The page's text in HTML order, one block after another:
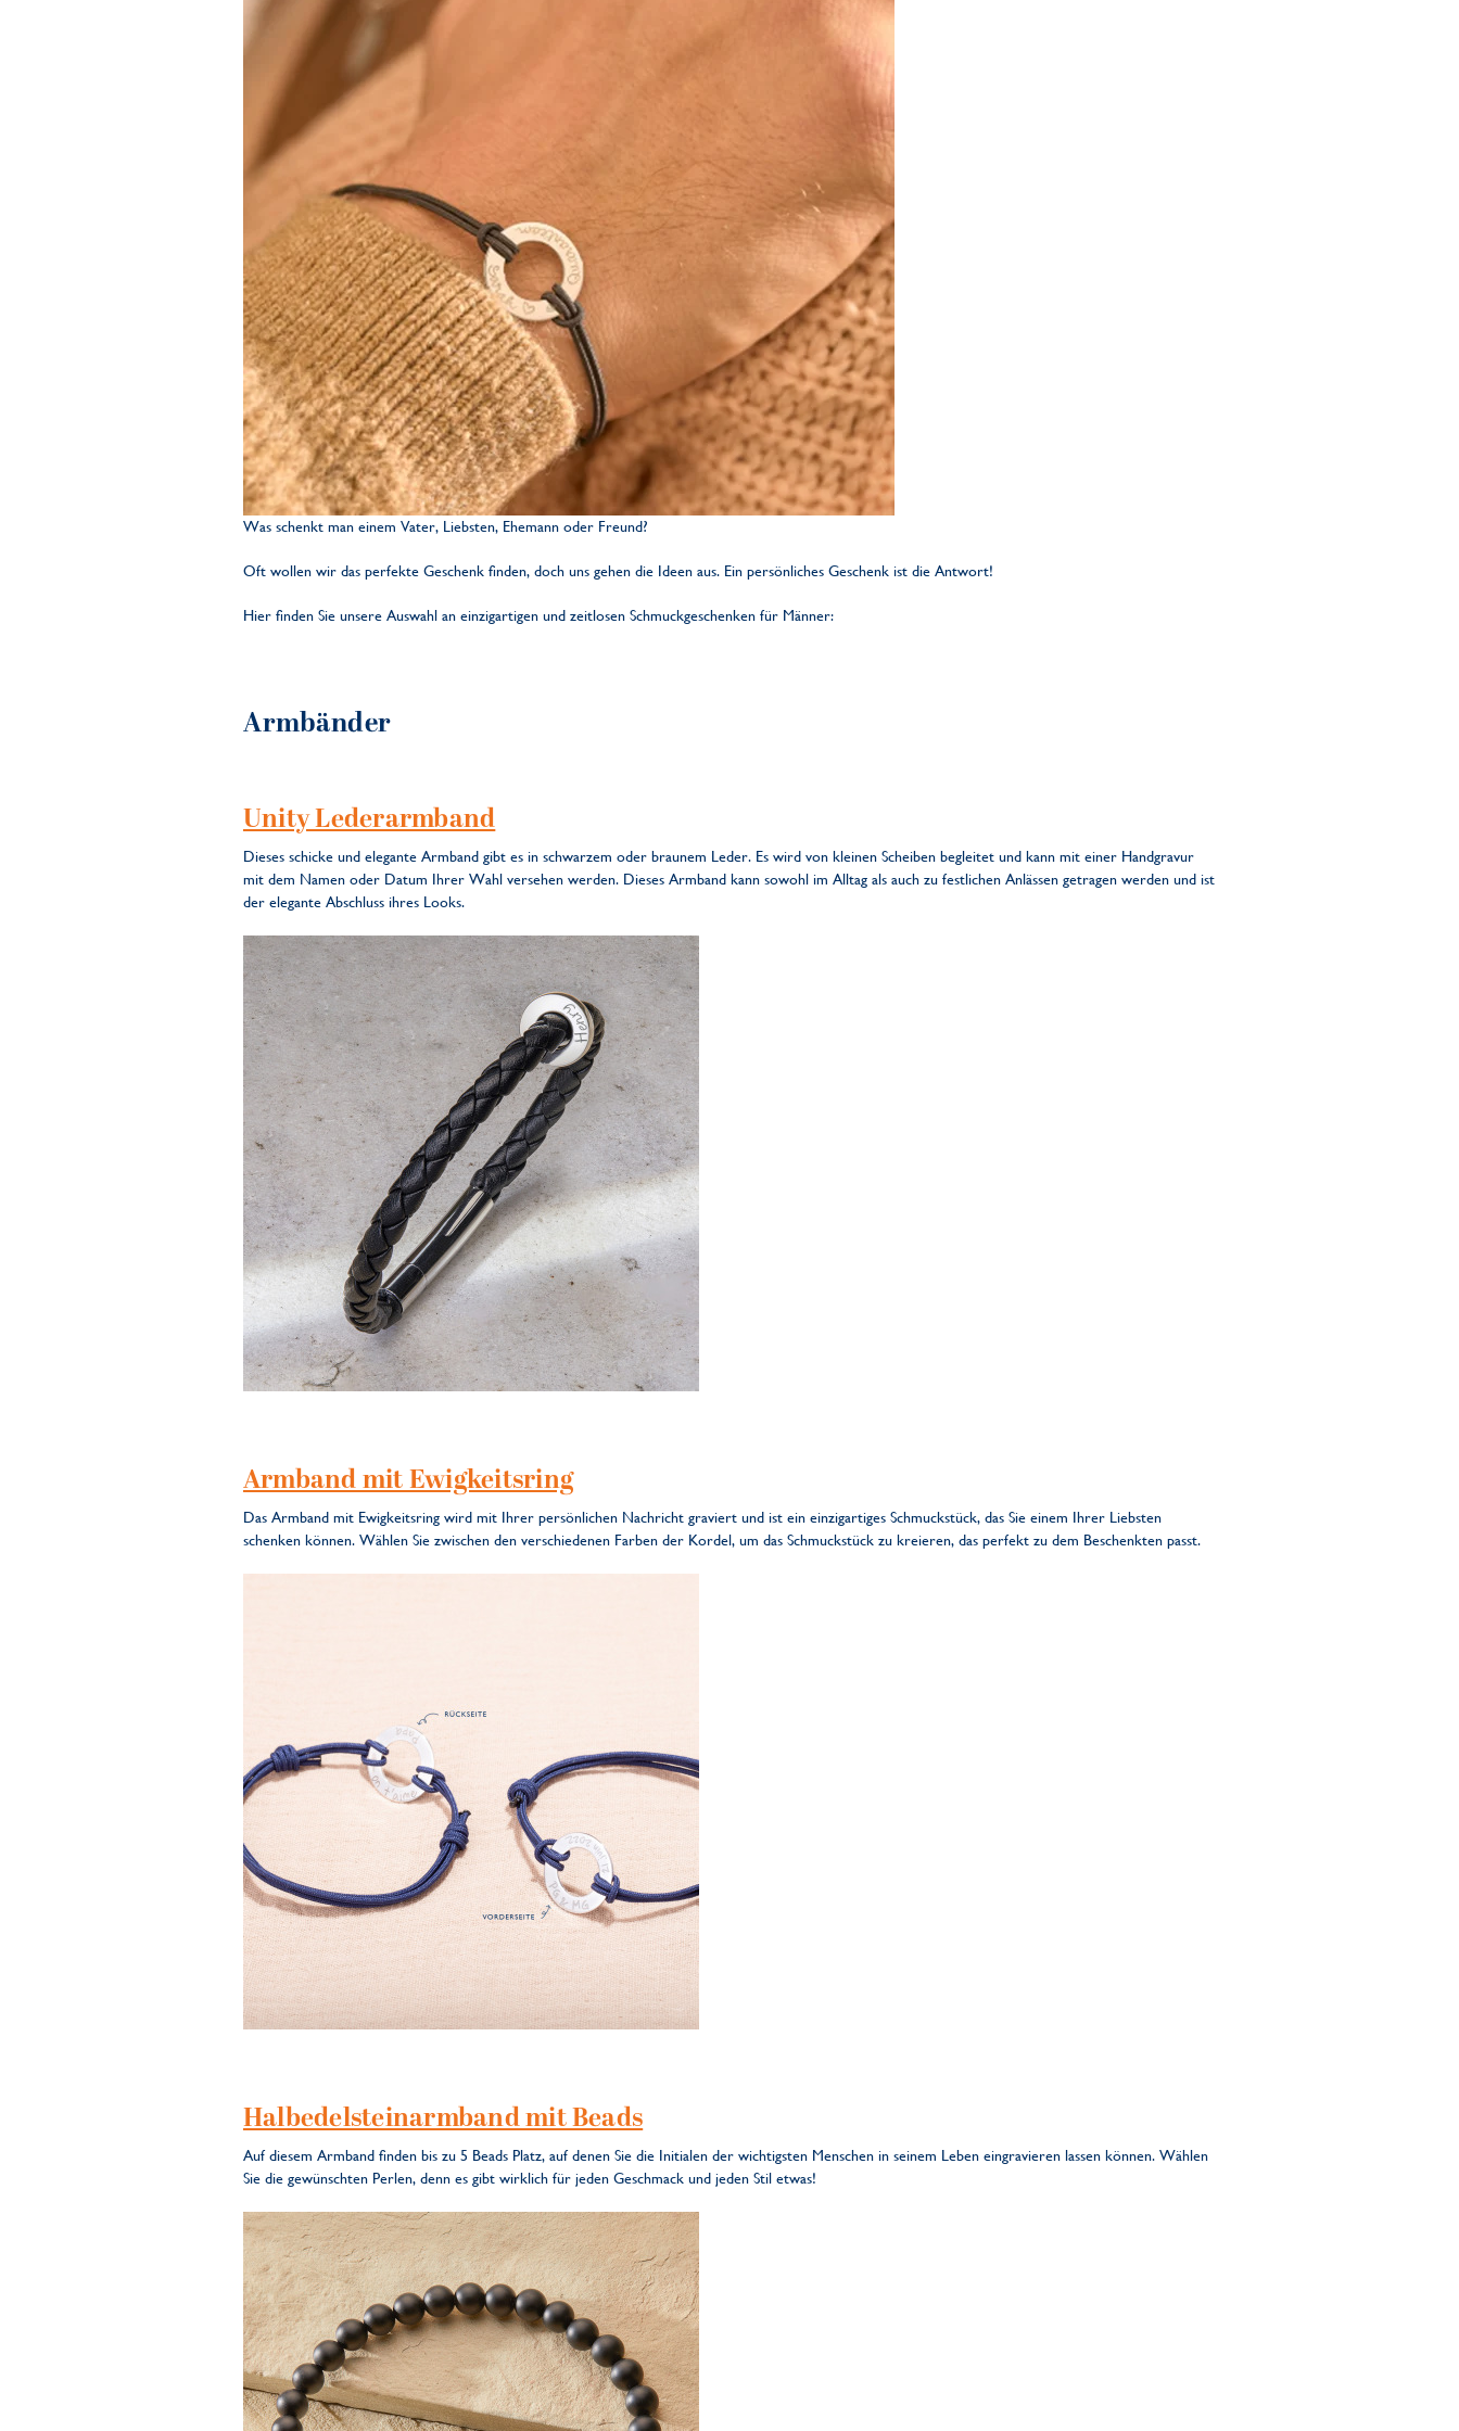
Was schenkt man einem Vater, Liebsten, Ehemann oder Freund?
Oft wollen wir das perfekte Geschenk finden, doch uns gehen die Ideen aus. Ein persönliches Geschenk ist die Antwort!
Hier finden Sie unsere Auswahl an einzigartigen und zeitlosen Schmuckgeschenken für Männer:
Armbänder
Unity Lederarmband
Dieses schicke und elegante Armband gibt es in schwarzem oder braunem Leder. Es wird von kleinen Scheiben begleitet und kann mit einer Handgravur
mit dem Namen oder Datum Ihrer Wahl versehen werden. Dieses Armband kann sowohl im Alltag als auch zu festlichen Anlässen getragen werden und ist
der elegante Abschluss ihres Looks.
Armband mit Ewigkeitsring
Das Armband mit Ewigkeitsring wird mit Ihrer persönlichen Nachricht graviert und ist ein einzigartiges Schmuckstück, das Sie einem Ihrer Liebsten
schenken können. Wählen Sie zwischen den verschiedenen Farben der Kordel, um das Schmuckstück zu kreieren, das perfekt zu dem Beschenkten passt.
Halbedelsteinarmband mit Beads
Auf diesem Armband finden bis zu 5 Beads Platz, auf denen Sie die Initialen der wichtigsten Menschen in seinem Leben eingravieren lassen können. Wählen
Sie die gewünschten Perlen, denn es gibt wirklich für jeden Geschmack und jeden Stil etwas!